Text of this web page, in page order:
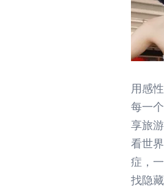
用感
每一
享旅
看世
症，
找隐